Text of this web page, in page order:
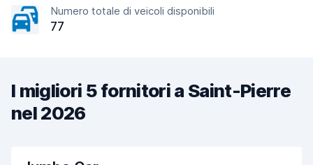
Numero totale di veicoli disponibili
77
I migliori 5 fornitori a Saint-Pierre
nel 2026